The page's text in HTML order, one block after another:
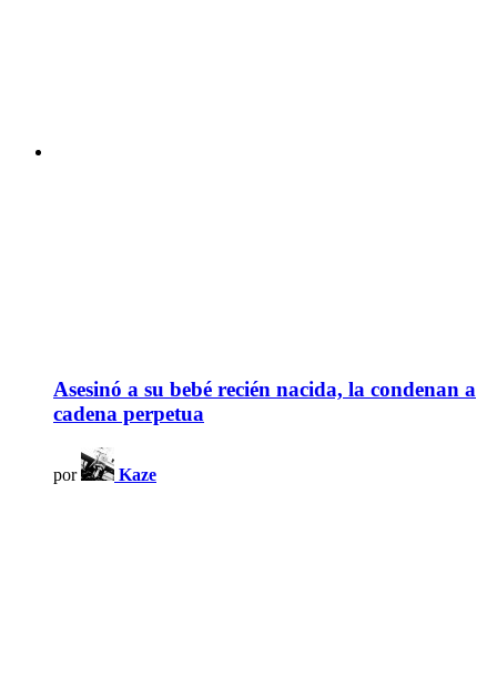
Asesinó a su bebé recién nacida, la condenan a
cadena perpetua
por Kaze